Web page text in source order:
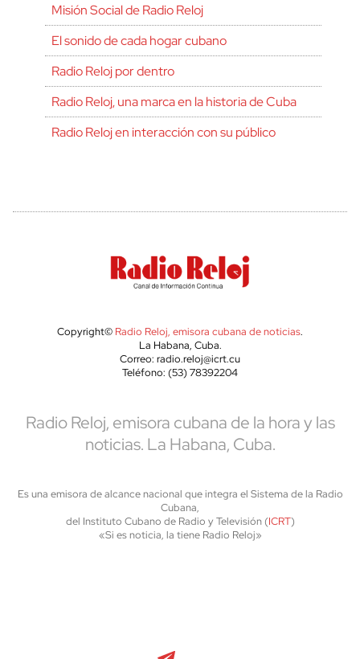
Misión Social de Radio Reloj
El sonido de cada hogar cubano
Radio Reloj por dentro
Radio Reloj, una marca en la historia de Cuba
Radio Reloj en interacción con su público
Copyright© Radio Reloj, emisora cubana de noticias.
La Habana, Cuba.
Correo: radio.reloj@icrt.cu
Teléfono: (53) 78392204
Radio Reloj, emisora cubana de la hora y las
noticias. La Habana, Cuba.
Es una emisora de alcance nacional que integra el Sistema de la Radio
Cubana,
del Instituto Cubano de Radio y Televisión (ICRT)
«Si es noticia, la tiene Radio Reloj»